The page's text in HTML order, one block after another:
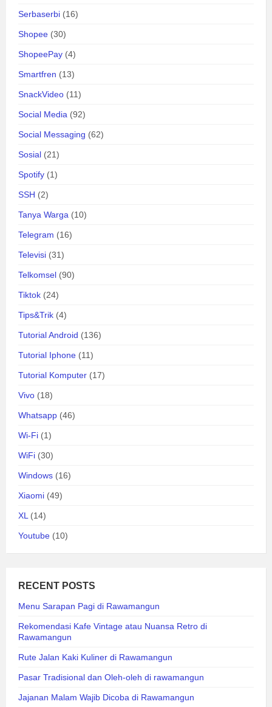
Serbaserbi (16)
Shopee (30)
ShopeePay (4)
Smartfren (13)
SnackVideo (11)
Social Media (92)
Social Messaging (62)
Sosial (21)
Spotify (1)
SSH (2)
Tanya Warga (10)
Telegram (16)
Televisi (31)
Telkomsel (90)
Tiktok (24)
Tips&Trik (4)
Tutorial Android (136)
Tutorial Iphone (11)
Tutorial Komputer (17)
Vivo (18)
Whatsapp (46)
Wi-Fi (1)
WiFi (30)
Windows (16)
Xiaomi (49)
XL(14)
Youtube (10)
RECENT POSTS
Menu Sarapan Pagi di Rawamangun
Rekomendasi Kafe Vintage atau Nuansa Retro di
Rawamangun
Rute Jalan Kaki Kuliner di Rawamangun
Pasar Tradisional dan Oleh-oleh di rawamangun
Jajanan Malam Wajib Dicoba di Rawamangun